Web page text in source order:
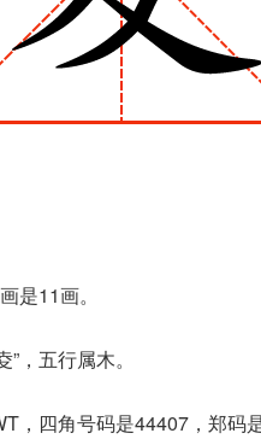
是11画。
，五行属木。
，四角号码是44407，郑